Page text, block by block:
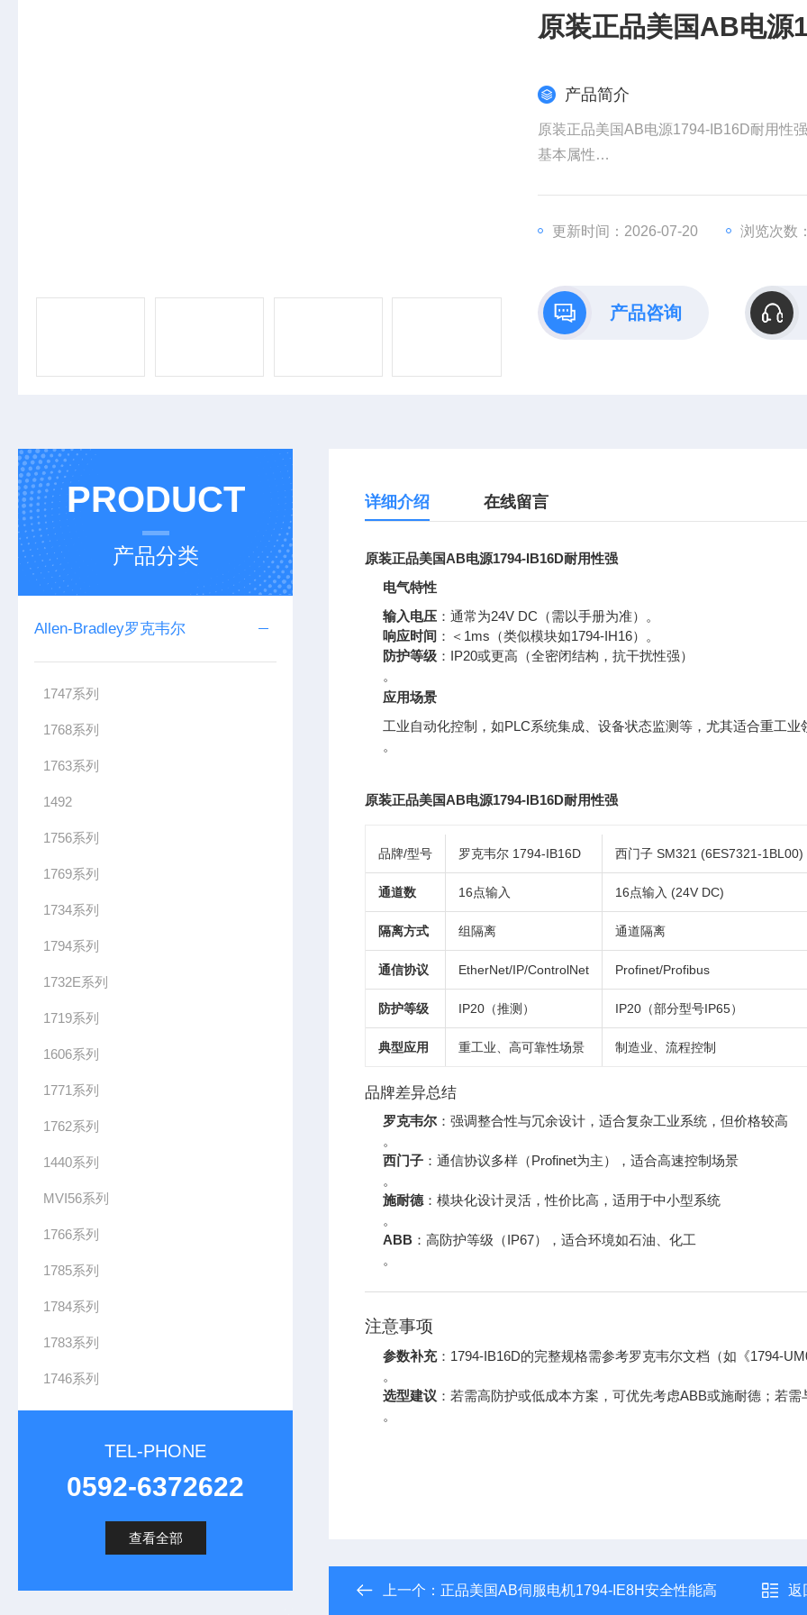
原装正品美国AB电源
产品简介
原装正品美国AB电源1794-IB16D耐用性强
​基本属性​
通道数​：16点输入（推测为24V DC，兼
通信协议​：兼容EtherNet/IP或ControlNet
更新时间：2026-07-20 浏览次数
产品咨询
PRODUCT
产品分类
Allen-Bradley罗克韦尔
1747系列
1768系列
1763系列
1492
1756系列
1769系列
1734系列
1794系列
1732E系列
1719系列
1606系列
1771系列
1762系列
1440系列
MVI56系列
1766系列
1785系列
1784系列
1783系列
1746系列
TEL-PHONE
0592-6372622
查看全部
详细介绍 在线留言
原装正品美国AB电源1794-IB16D耐用性强
电气特性
输入电压 ：通常为24V DC（需以手册为准）。
响应时间 ：＜1ms（类似模块如1794-IH16）。
防护等级 ：IP20或更高（全密闭结构，抗干扰性强）
。
应用场景
工业自动化控制，如PLC系统集成、设备状态监测等，尤其适合重工业
。
原装正品美国AB电源1794-IB16D耐用性强
品牌/型号 罗克韦尔 1794-IB16D 西门子 SM321 (6ES7321-1BL00)
通道数 16点输入 16点输入 (24V DC)
隔离方式 组隔离 通道隔离
通信协议 EtherNet/IP/ControlNet Profinet/Profibus
防护等级 IP20（推测） IP20（部分型号IP65）
典型应用 重工业、高可靠性场景 制造业、流程控制
品牌差异总结
罗克韦尔 ：强调整合性与冗余设计，适合复杂工业系统，但价格较高
。
西门子 ：通信协议多样（Profinet为主），适合高速控制场景
。
施耐德 ：模块化设计灵活，性价比高，适用于中小型系统
。
ABB ：高防护等级（IP67），适合环境如石油、化工
。
注意事项
参数补充：1794-IB16D的完整规格需参考罗克韦尔文档（如《1794-
。
选型建议 ：若需高防护或低成本方案，可优先考虑ABB或施耐德；若
。
上一个： 正品美国AB伺服电机1794-IE8H安全性能高 返